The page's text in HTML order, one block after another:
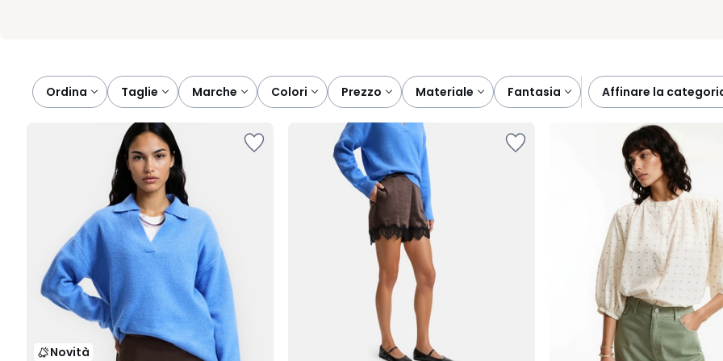
Ordina
taglie marche colori prezzo materiale fantasia affinare la
Novità